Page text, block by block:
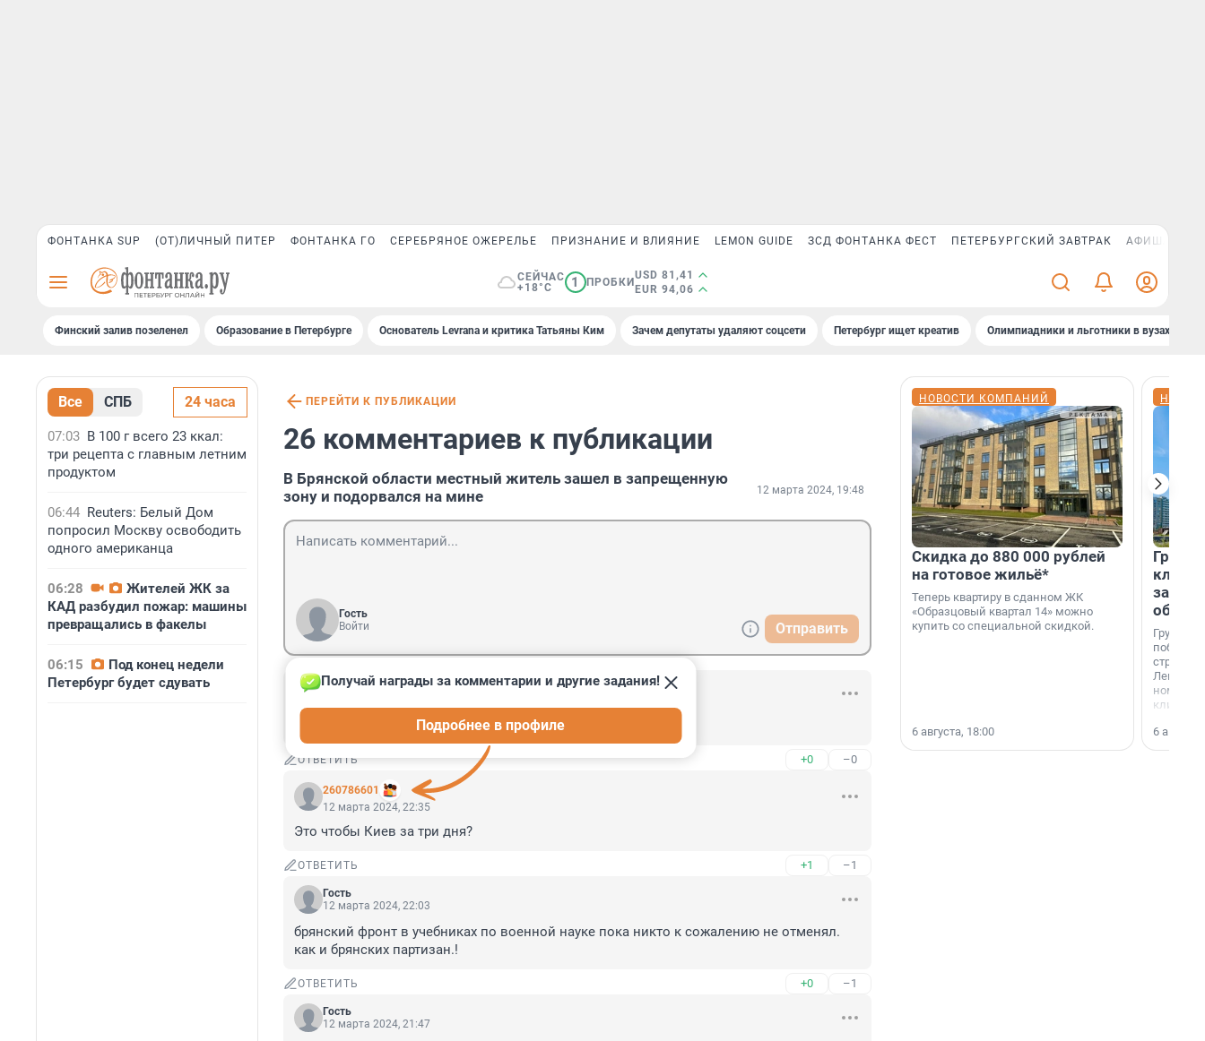
ФОНТАНКА SUP (ОТ)ЛИЧНЫЙ ПИТЕР ФОНТАНКА ГО СЕРЕБРЯНОЕ ОЖЕРЕЛЬЕ ПРИЗНАНИЕ И ВЛИЯНИЕ LEMON GUIDE ЗСД ФОНТАНКА ФЕСТ ПЕТЕРБУРГСКИЙ ЗАВТРАК АФИША PLUS
СЕЙЧАС
+18°C
1 ПРОБКИ
USD 81,41
EUR 94,06
Финский залив позеленел Образование в Петербурге Основатель Levrana и критика Татьяны Ким Зачем депутаты удаляют соцсети Петербург ищет креатив Олимпиадники и льготники в вузах СПб
Все СПБ 24 часа
07:03 В 100 г всего 23 ккал:
три рецепта с главным летним
продуктом
06:44 Reuters: Белый Дом
попросил Москву освободить
одного американца
06:28
Жителей ЖК за
КАД разбудил пожар: машины
превращались в факелы
06:15
Под конец недели
Петербург будет сдувать
ПЕРЕЙТИ К ПУБЛИКАЦИИ
26 комментариев к публикации
В Брянской области местный житель зашел в запрещенную
зону и подорвался на мине
12 марта 2024, 19:48
Гость
Войти
Отправить
Гость
хоть кто-нибудь из России есть в комментариях?)
ОТВЕТИТЬ +0 –0
260786601
Получай награды за комментарии и другие задания!
Подробнее в профиле
12 марта 2024, 22:35
Это чтобы Киев за три дня?
ОТВЕТИТЬ +1 –1
Гость
12 марта 2024, 22:03
брянский фронт в учебниках по военной науке пока никто к сожалению не отменял.
как и брянских партизан.!
ОТВЕТИТЬ +0 –1
Гость
12 марта 2024, 21:47
НОВОСТИ КОМПАНИЙ
Скидка до 880 000 рублей
на готовое жильё*
Теперь квартиру в сданном ЖК
«Образцовый квартал 14» можно
купить со специальной скидкой.
6 августа, 18:00
Группа
области».
6